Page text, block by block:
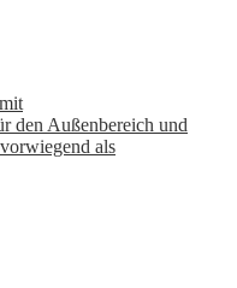
den Außenbereich und
als